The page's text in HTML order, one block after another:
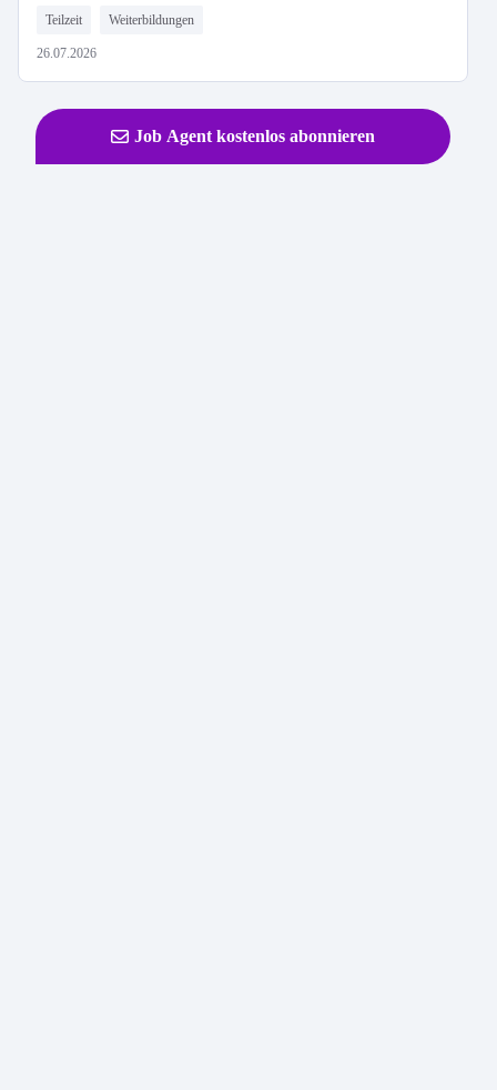
Teilzeit Weiterbildungen
26.07.2026
Job Agent kostenlos abonnieren